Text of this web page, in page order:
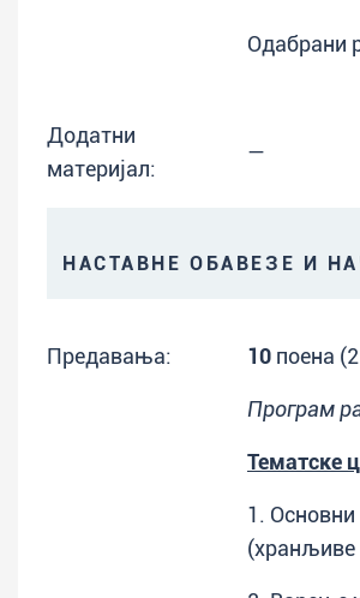
Одабрани
Додатни
материјал:
—
НАСТАВНЕ ОБАВЕЗЕ И
Предавања: 10 поена
Програм
Тематске
1.
(хранљиве